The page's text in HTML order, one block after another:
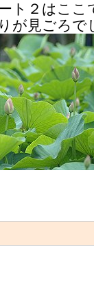
ト２はここ
が見ごろで